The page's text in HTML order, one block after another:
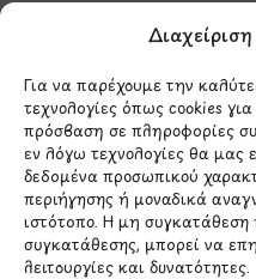
Για να παρέχουμε την
τεχνολογίες όπως cookies
πρόσβαση σε πληροφορίες
εν λόγω τεχνολογίες θα μας
δεδομένα προσωπικού
περιήγησης ή μοναδικά
ιστότοπο. Η μη
συγκατάθεσης, μπορεί να
λειτουργίες και δυνατότητες.
*Αυτός ο ιστότοπος
reCAPTCHA και ισχύουν
Όροι Παροχής Υπηρεσιών
ΣΤΟΙΧΕΙΑ